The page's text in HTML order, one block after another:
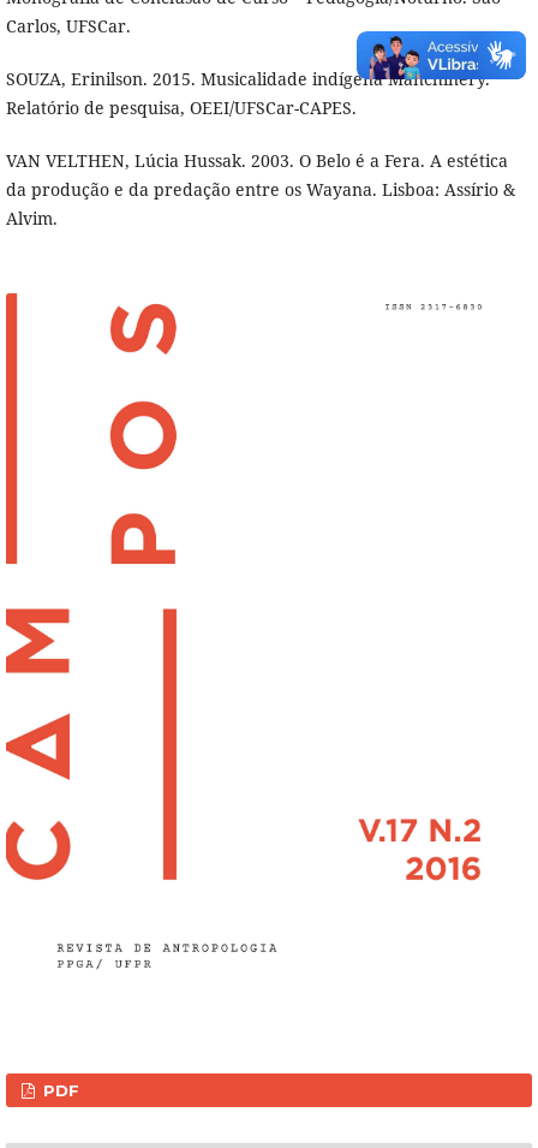
Carlos, UFSCar.
SOUZA, Erinilson. 2015. Musicalidade indígena Manchinery.
Relatório de pesquisa, OEEI/UFSCar-CAPES.
VAN VELTHEN, Lúcia Hussak. 2003. O Belo é a Fera. A estética
da produção e da predação entre os Wayana. Lisboa: Assírio &
Alvim.
PDF